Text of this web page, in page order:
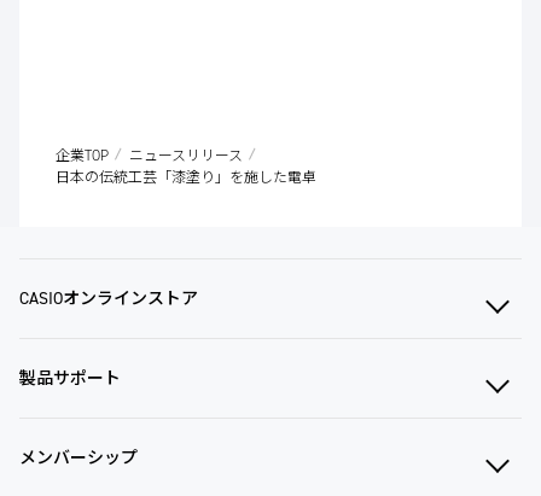
企業TOP
ニュースリリース
日本の伝統工芸「漆塗り」を施した電卓
CASIOオンラインストア
製品サポート
メンバーシップ